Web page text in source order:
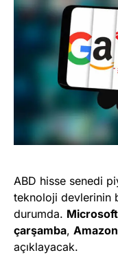
ABD hisse senedi
teknoloji devlerinin
durumda.
çarşamba,
açıklayacak.